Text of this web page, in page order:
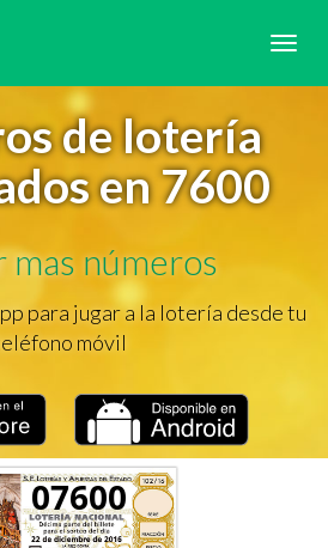
de lotería
en 7600
mas números
para jugar a la lotería desde tu
móvil
07600